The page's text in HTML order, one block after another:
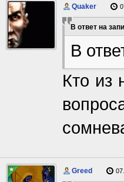
Quaker
В ответ на
В
Кто из
Greed